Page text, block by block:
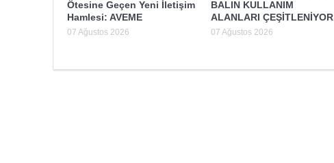
Ötesine Geçen Yeni İletişim
Hamlesi: AVEME
07 Ağustos 2026
BALIN KULLANIM
ALANLARI ÇEŞİTLENİYOR
07 Ağustos 2026